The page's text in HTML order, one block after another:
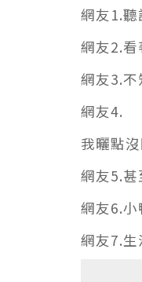
網友1.
網友2.
網友3.
網友4.
我曬點
網友5.甚
網友6.小
網友7.